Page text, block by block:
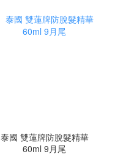
泰國 雙蓮牌防脫髮精華
60ml 9月尾